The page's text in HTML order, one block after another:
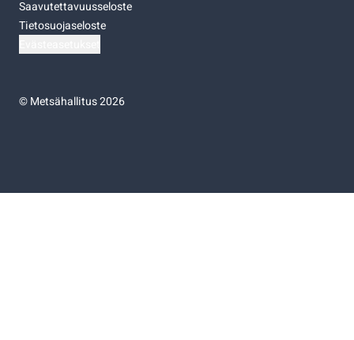
Saavutettavuusseloste
Tietosuojaseloste
©Metsähallitus 2026